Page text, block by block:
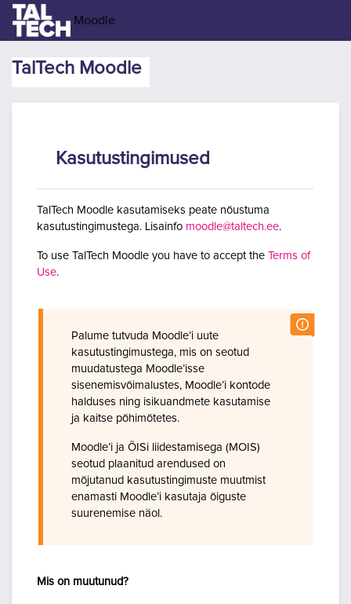
Jäta vahele peasisuni
Moodle
TalTech Moodle
Kasutustingimused
TalTech Moodle kasutamiseks peate nõustuma
kasutustingimustega. Lisainfo moodle@taltech.ee.
To use TalTech Moodle you have to accept the Terms of
Use.
Palume tutvuda Moodle’i uute
kasutustingimustega, mis on seotud
muudatustega Moodle’isse
sisenemisvõimalustes, Moodle’i kontode
halduses ning isikuandmete kasutamise
ja kaitse põhimõtetes.
Moodle’i ja ÕISi liidestamisega (MOIS)
seotud plaanitud arendused on
mõjutanud kasutustingimuste muutmist
enamasti Moodle’i kasutaja õiguste
suurenemise näol.
Mis on muutunud?